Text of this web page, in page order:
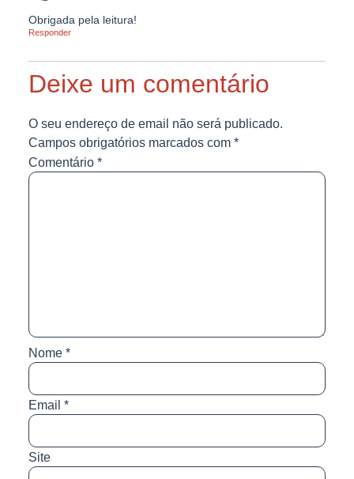
Obrigada pela leitura!
Responder
Deixe um comentário
O seu endereço de email não será publicado.
Campos obrigatórios marcados com *
Comentário *
Nome *
Email *
Site